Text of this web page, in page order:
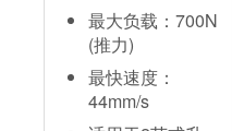
最大负载：700N
(推力)
最快速度：
44mm/s